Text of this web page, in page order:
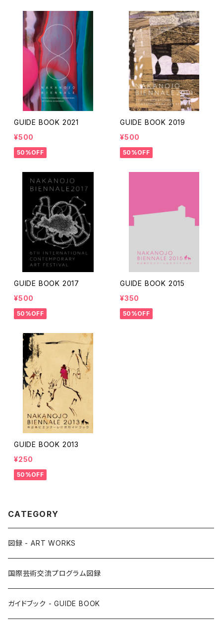
GUIDE BOOK 2021
¥500
50%OFF
GUIDE BOOK 2019
¥500
50%OFF
GUIDE BOOK 2017
¥500
50%OFF
GUIDE BOOK 2015
¥350
50%OFF
GUIDE BOOK 2013
¥250
50%OFF
CATEGORY
図録 - ART WORKS
国際芸術交流プログラム図録
ガイドブック - GUIDE BOOK